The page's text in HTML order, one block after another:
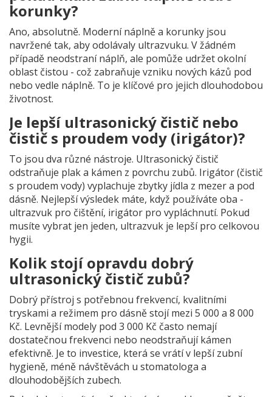
korunky?
Ano, absolutně. Moderní náplně a korunky jsou
navržené tak, aby odolávaly ultrazvuku. V žádném
případě neodstraní náplň, ale pomůže udržet okolní
oblast čistou - což zabraňuje vzniku nových kázů pod
nebo vedle náplně. To je klíčové pro jejich dlouhodobou
životnost.
Je lepší ultrasonický čistič nebo
čistič s proudem vody (irigátor)?
To jsou dva různé nástroje. Ultrasonický čistič
odstraňuje plak a kámen z povrchu zubů. Irigátor (čistič
s proudem vody) vyplachuje zbytky jídla z mezer a pod
dásně. Nejlepší výsledek máte, když používáte oba -
ultrazvuk pro čištění, irigátor pro vypláchnutí. Pokud
musíte vybrat jen jeden, ultrazvuk je lepší pro celkovou
hygii.
Kolik stojí opravdu dobrý
ultrasonický čistič zubů?
Dobrý přístroj s potřebnou frekvencí, kvalitními
tryskami a režimem pro dásně stojí mezi 5 000 a 8 000
Kč. Levnější modely pod 3 000 Kč často nemají
dostatečnou frekvenci nebo neodstraňují kámen
efektivně. Je to investice, která se vrátí v lepší zubní
hygieně, méně návštěvách u stomatologa a
dlouhodobějších zubech.